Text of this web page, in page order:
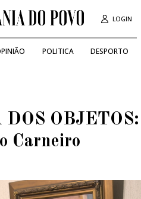
LOGIN
POLITICA DESPORTO
Carneiro